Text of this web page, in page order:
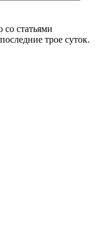
со статьями
трое суток.